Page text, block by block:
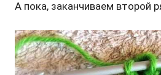
А пока, заканчиваем второй